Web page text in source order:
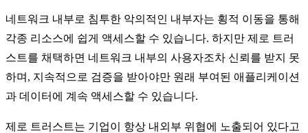
네트워크 내부로 침투한 악의적인 내부자는 횡적 이동을 통해
각종 리소스에 쉽게 액세스할 수 있습니다. 하지만 제로 트러
스트를 채택하면 네트워크 내부의 사용자조차 신뢰를 받지 못
하며, 지속적으로 검증을 받아야만 원래 부여된 애플리케이션
과 데이터에 계속 액세스할 수 있습니다.
제로 트러스트는 기업이 항상 내외부 위협에 노출되어 있다고